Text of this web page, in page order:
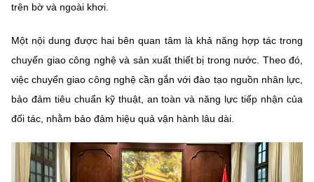
trên bờ và ngoài khơi.
Một nội dung được hai bên quan tâm là khả năng hợp tác trong
chuyển giao công nghệ và sản xuất thiết bị trong nước. Theo đó,
việc chuyển giao công nghệ cần gắn với đào tạo nguồn nhân lực,
bảo đảm tiêu chuẩn kỹ thuật, an toàn và năng lực tiếp nhận của
đối tác, nhằm bảo đảm hiệu quả vận hành lâu dài.